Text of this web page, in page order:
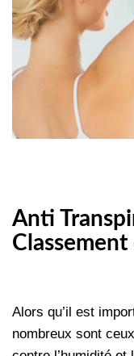
Anti
Classement
Alors qu’il est
nombreux sont